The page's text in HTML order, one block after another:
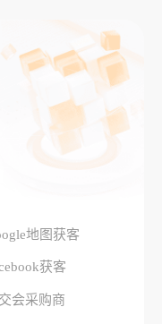
地图获客
获客
会采购商